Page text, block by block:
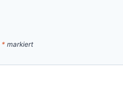
* markiert